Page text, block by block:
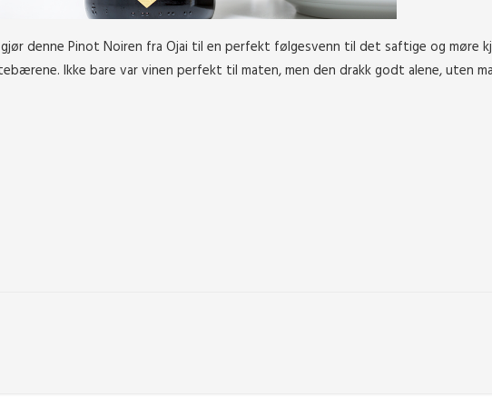
denne Pinot Noiren fra Ojai til en perfekt følgesvenn til det saftige og møre
Ikke bare var vinen perfekt til maten, men den drakk godt alene, uten